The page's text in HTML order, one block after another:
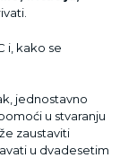
i, kako se
jednostavno
u stvaranju
zaustaviti
u dvadesetim